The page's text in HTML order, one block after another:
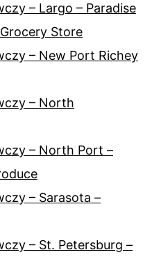
– Largo – Paradise
Store
– New Port Richey
– North
– North Port –
– Sarasota –
– St. Petersburg –